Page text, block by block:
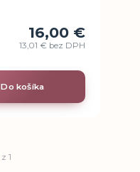
16,00 €
13,01 € bez DPH
Do košíka
z 1